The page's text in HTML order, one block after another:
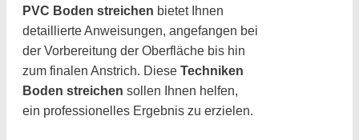
PVC Boden streichen bietet Ihnen
detaillierte Anweisungen, angefangen bei
der Vorbereitung der Oberfläche bis hin
zum finalen Anstrich. Diese Techniken
Boden streichen sollen Ihnen helfen,
ein professionelles Ergebnis zu erzielen.